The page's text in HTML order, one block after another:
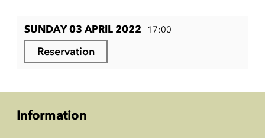
SUNDAY 03 APRIL 2022 17:00
Reservation
Information